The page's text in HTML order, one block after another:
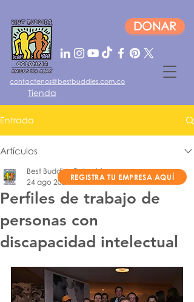
DONAR
contactenos@bestbuddies.com.co
Tienda
Entrada
Artículos
Perfiles de trabajo de
personas con
discapacidad intelectual
Best Buddies Colombia
24 ago 2022
3 min de lectura
REGISTRA TU EMPRESA AQUÍ